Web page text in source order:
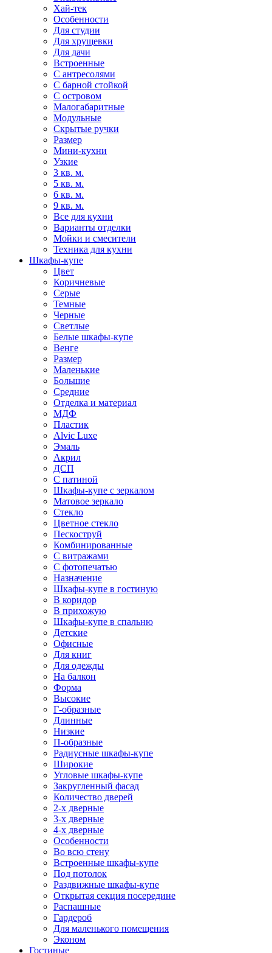
Хай-тек
Особенности
Для студии
Для хрущевки
Для дачи
Встроенные
С антресолями
С барной стойкой
С островом
Малогабаритные
Модульные
Скрытые ручки
Размер
Мини-кухни
Узкие
3 кв. м.
5 кв. м.
6 кв. м.
9 кв. м.
Все для кухни
Варианты отделки
Мойки и смесители
Техника для кухни
Шкафы-купе
Цвет
Коричневые
Серые
Темные
Черные
Светлые
Белые шкафы-купе
Венге
Размер
Маленькие
Большие
Средние
Отделка и материал
МДФ
Пластик
Alvic Luxe
Эмаль
Акрил
ДСП
С патиной
Шкафы-купе с зеркалом
Матовое зеркало
Стекло
Цветное стекло
Пескоструй
Комбинированные
С витражами
С фотопечатью
Назначение
Шкафы-купе в гостиную
В коридор
В прихожую
Шкафы-купе в спальню
Детские
Офисные
Для книг
Для одежды
На балкон
Форма
Высокие
Г-образные
Длинные
Низкие
П-образные
Радиусные шкафы-купе
Широкие
Угловые шкафы-купе
Закругленный фасад
Количество дверей
2-х дверные
3-х дверные
4-х дверные
Особенности
Во всю стену
Встроенные шкафы-купе
Под потолок
Раздвижные шкафы-купе
Открытая секция посередине
Распашные
Гардероб
Для маленького помещения
Эконом
Гостиные